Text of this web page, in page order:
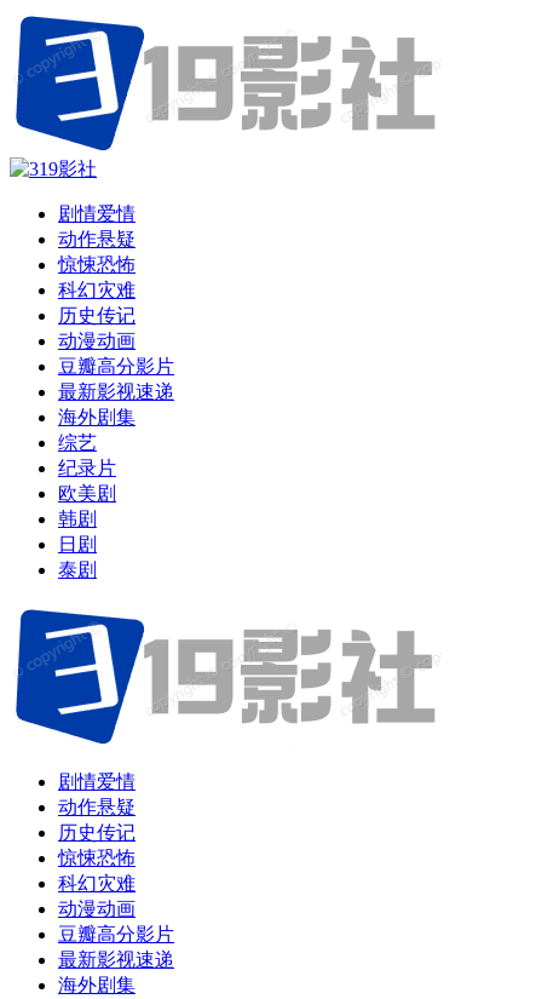
剧情爱情
动作悬疑
惊悚恐怖
科幻灾难
历史传记
动漫动画
豆瓣高分影片
最新影视速递
海外剧集
综艺
纪录片
欧美剧
韩剧
日剧
泰剧
剧情爱情
动作悬疑
历史传记
惊悚恐怖
科幻灾难
动漫动画
豆瓣高分影片
最新影视速递
海外剧集